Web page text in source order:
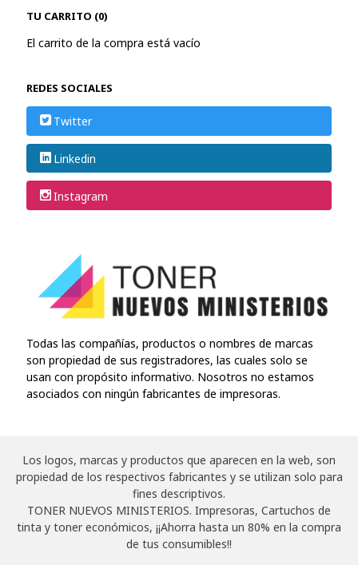
TU CARRITO (0)
El carrito de la compra está vacío
REDES SOCIALES
Twitter
Linkedin
Instagram
Todas las compañías, productos o nombres de marcas
son propiedad de sus registradores, las cuales solo se
usan con propósito informativo. Nosotros no estamos
asociados con ningún fabricantes de impresoras.
Los logos, marcas y productos que aparecen en la web, son
propiedad de los respectivos fabricantes y se utilizan solo para
fines descriptivos.
TONER NUEVOS MINISTERIOS. Impresoras, Cartuchos de
tinta y toner económicos, ¡¡Ahorra hasta un 80% en la compra
de tus consumibles!!